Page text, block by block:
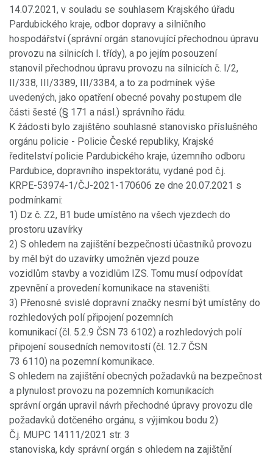
14.07.2021, v souladu se souhlasem Krajského úřadu
Pardubického kraje, odbor dopravy a silničního
hospodářství (správní orgán stanovující přechodnou úpravu
provozu na silnicích I. třídy), a po jejím posouzení
stanovil přechodnou úpravu provozu na silnicích č. I/2,
II/338, III/3389, III/3384, a to za podmínek výše
uvedených, jako opatření obecné povahy postupem dle
části šesté (§ 171 a násl.) správního řádu.
K žádosti bylo zajištěno souhlasné stanovisko příslušného
orgánu policie - Policie České republiky, Krajské
ředitelství policie Pardubického kraje, územního odboru
Pardubice, dopravního inspektorátu, vydané pod č.j.
KRPE-53974-1/ČJ-2021-170606 ze dne 20.07.2021 s
podmínkami:
1) Dz č. Z2, B1 bude umístěno na všech vjezdech do
prostoru uzavírky
2) S ohledem na zajištění bezpečnosti účastníků provozu
by měl být do uzavírky umožněn vjezd pouze
vozidlům stavby a vozidlům IZS. Tomu musí odpovídat
zpevnění a provedení komunikace na staveništi.
3) Přenosné svislé dopravní značky nesmí být umístěny do
rozhledových polí připojení pozemních
komunikací (čl. 5.2.9 ČSN 73 6102) a rozhledových polí
připojení sousedních nemovitostí (čl. 12.7 ČSN
73 6110) na pozemní komunikace.
S ohledem na zajištění obecných požadavků na bezpečnost
a plynulost provozu na pozemních komunikacích
správní orgán upravil návrh přechodné úpravy provozu dle
požadavků dotčeného orgánu, s výjimkou bodu 2)
Č.j. MUPC 14111/2021 str. 3
stanoviska, kdy správní orgán s ohledem na zajištění